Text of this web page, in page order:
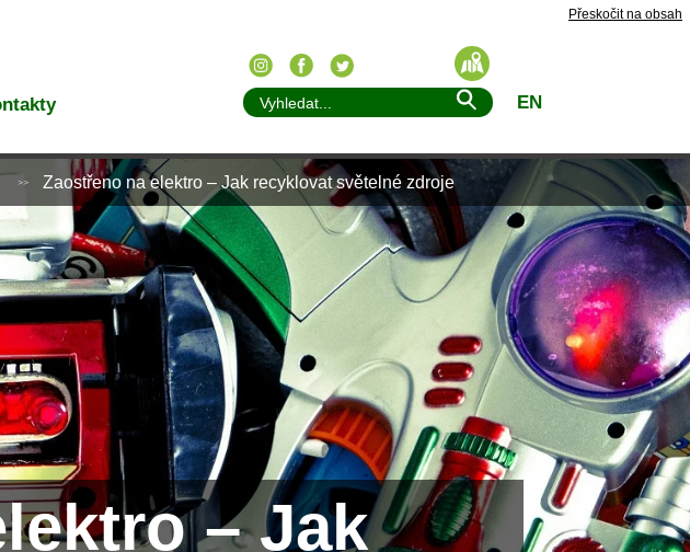
Přeskočit na obsah
EN
Zaostřeno na elektro – Jak recyklovat světelné zdroje
– Jak